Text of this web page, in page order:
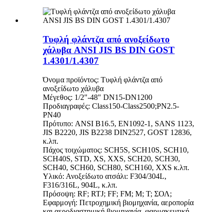
Τυφλή φλάντζα από ανοξείδωτο
χάλυβα ANSI JIS BS DIN GOST
1.4301/1.4307
Όνομα προϊόντος: Τυφλή φλάντζα από
ανοξείδωτο χάλυβα
Μέγεθος: 1/2"-48" DN15-DN1200
Προδιαγραφές: Class150-Class2500;PN2.5-
PN40
Πρότυπο: ANSI B16.5, EN1092-1, SANS 1123,
JIS B2220, JIS B2238 DIN2527, GOST 12836,
κ.λπ.
Πάχος τοιχώματος: SCH5S, SCH10S, SCH10,
SCH40S, STD, XS, XXS, SCH20, SCH30,
SCH40, SCH60, SCH80, SCH160, XXS κ.λπ.
Υλικό: Ανοξείδωτο ατσάλι: F304/304L,
F316/316L, 904L, κ.λπ.
Πρόσοψη: RF; RTJ; FF; FM; M; Τ; ΣΟΛ;
Εφαρμογή: Πετροχημική βιομηχανία, αεροπορία